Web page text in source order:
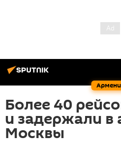
Более 40
и задержали в
Москвы